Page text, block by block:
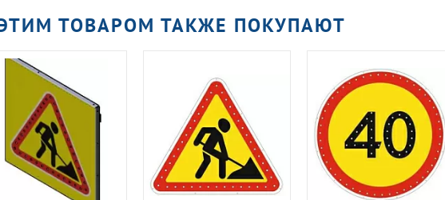
ТОВАРОМ ТАКЖЕ ПОКУПАЮТ